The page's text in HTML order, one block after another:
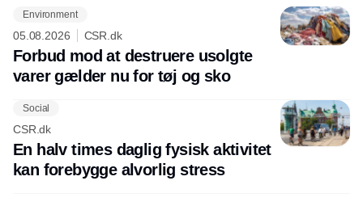
Environment
05.08.2026 CSR.dk
Forbud mod at destruere usolgte
varer gælder nu for tøj og sko
Social
CSR.dk
En halv times daglig fysisk aktivitet
kan forebygge alvorlig stress